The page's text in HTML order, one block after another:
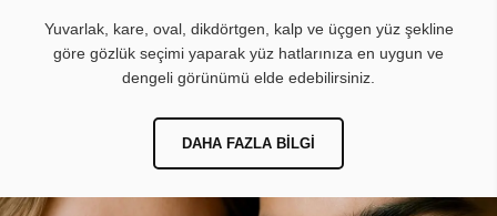
Yuvarlak, kare, oval, dikdörtgen, kalp ve üçgen yüz şekline
göre gözlük seçimi yaparak yüz hatlarınıza en uygun ve
dengeli görünümü elde edebilirsiniz.
DAHA FAZLA BILGI